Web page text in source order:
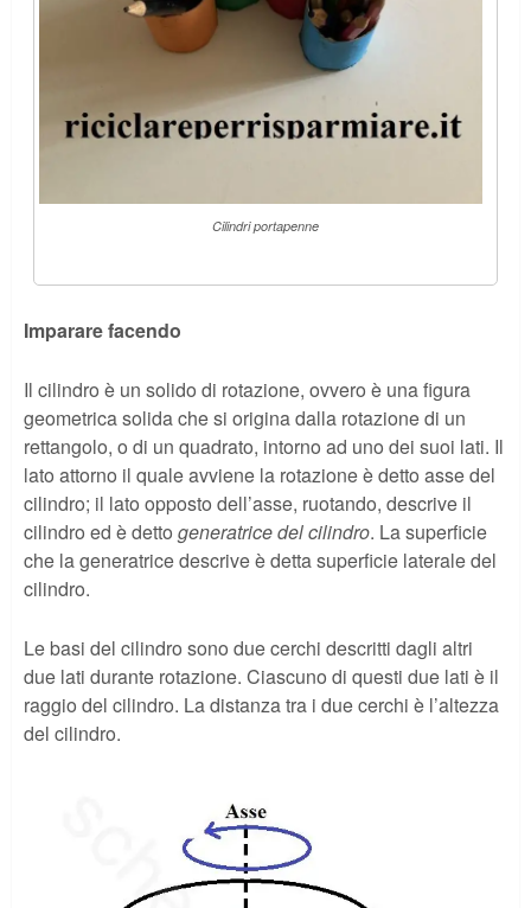
Cilindri portapenne
Imparare facendo
Il cilindro è un solido di rotazione, ovvero è una figura
geometrica solida che si origina dalla rotazione di un
rettangolo, o di un quadrato, intorno ad uno dei suoi lati. Il
lato attorno il quale avviene la rotazione è detto asse del
cilindro; il lato opposto dell’asse, ruotando, descrive il
cilindro ed è detto generatrice del cilindro. La superficie
che la generatrice descrive è detta superficie laterale del
cilindro.
Le basi del cilindro sono due cerchi descritti dagli altri
due lati durante rotazione. Ciascuno di questi due lati è il
raggio del cilindro. La distanza tra i due cerchi è l’altezza
del cilindro.